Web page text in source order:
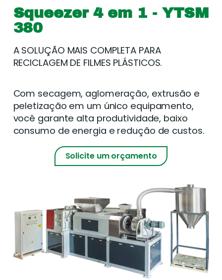
Squeezer 4 em 1 - YTSM
380
A SOLUÇÃO MAIS COMPLETA PARA
RECICLAGEM DE FILMES PLÁSTICOS.
Com secagem, aglomeração, extrusão e
peletização em um único equipamento,
você garante alta produtividade, baixo
consumo de energia e redução de custos.
Solicite um orçamento